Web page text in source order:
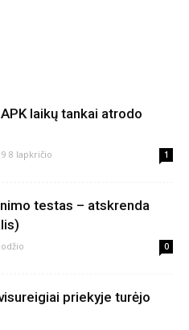
laikų tankai atrodo
8 lapkričio 1
testas – atskrenda
0
priekyje turėjo